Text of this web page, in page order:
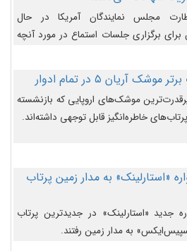
مجلس نمایندگان آمریکا در حال
برای برگزاری جلسات استماع در مورد آنچه
است و قرار است افشاگران یوفوها هفته آینده
آنها شهادت دهند.
موشک‌های اروپایی که بازنشسته
خاطره‌انگیز قابل توجهی داشته‌اند.
«استارلینک» به مدار زمین پرتاب
جدید «استارلینک» در جدیدترین پرتاب
به مدار زمین رفتند.